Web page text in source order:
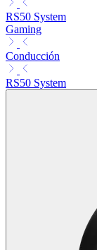
RS50 System
Gaming
Conducción
RS50 System